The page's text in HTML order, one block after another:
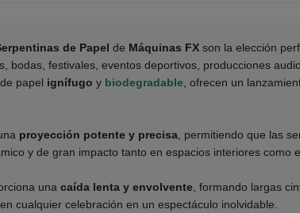
de Papel de Máquinas FXson la elección
bodas, festivales, eventos deportivos, producciones
papel ignífugo y biodegradable, ofrecen un
proyección potente y precisa, permitiendo que las
y de gran impacto tanto en espacios interiores como
una caída lenta y envolvente, formando largas
cualquier celebración en un espectáculo inolvidable.